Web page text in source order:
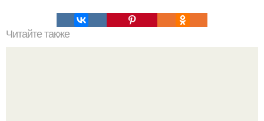
Читайте также